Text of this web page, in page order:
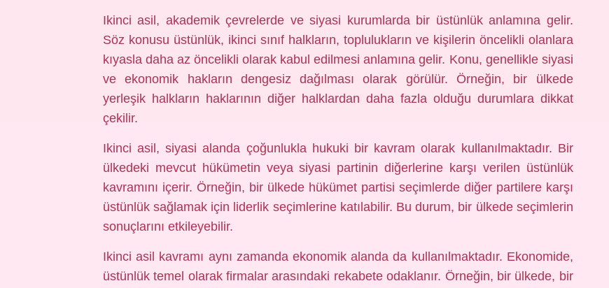
Ikinci asil, akademik çevrelerde ve siyasi kurumlarda bir üstünlük anlamına gelir.
Söz konusu üstünlük, ikinci sınıf halkların, toplulukların ve kişilerin öncelikli olanlara
kıyasla daha az öncelikli olarak kabul edilmesi anlamına gelir. Konu, genellikle siyasi
ve ekonomik hakların dengesiz dağılması olarak görülür. Örneğin, bir ülkede
yerleşik halkların haklarının diğer halklardan daha fazla olduğu durumlara dikkat
çekilir.
Ikinci asil, siyasi alanda çoğunlukla hukuki bir kavram olarak kullanılmaktadır. Bir
ülkedeki mevcut hükümetin veya siyasi partinin diğerlerine karşı verilen üstünlük
kavramını içerir. Örneğin, bir ülkede hükümet partisi seçimlerde diğer partilere karşı
üstünlük sağlamak için liderlik seçimlerine katılabilir. Bu durum, bir ülkede seçimlerin
sonuçlarını etkileyebilir.
Ikinci asil kavramı aynı zamanda ekonomik alanda da kullanılmaktadır. Ekonomide,
üstünlük temel olarak firmalar arasındaki rekabete odaklanır. Örneğin, bir ülkede, bir